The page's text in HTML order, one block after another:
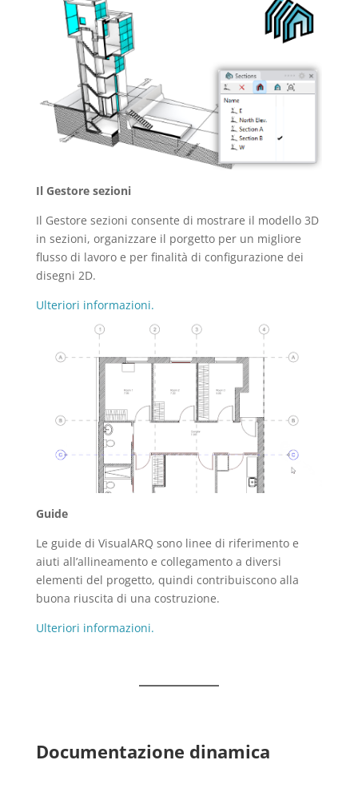
Il Gestore sezioni
Il Gestore sezioni consente di mostrare il modello 3D
in sezioni, organizzare il porgetto per un migliore
flusso di lavoro e per finalità di configurazione dei
disegni 2D.
Ulteriori informazioni.
Guide
Le guide di VisualARQ sono linee di riferimento e
aiuti all’allineamento e collegamento a diversi
elementi del progetto, quindi contribuiscono alla
buona riuscita di una costruzione.
Ulteriori informazioni.
Documentazione dinamica